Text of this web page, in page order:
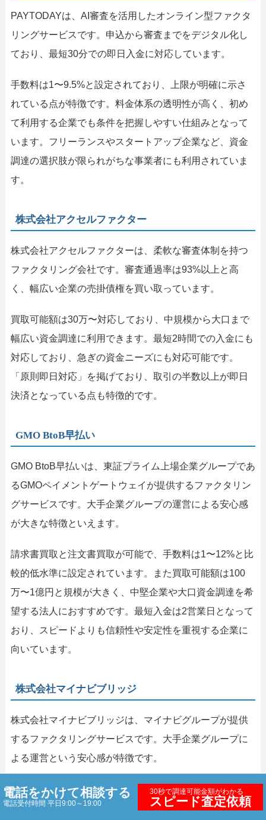
PAYTODAYは、AI審査を活用したオンライン型ファクタ
リングサービスです。申込から審査までをデジタル化し
ており、最短30分での即日入金に対応しています。
手数料は1〜9.5%と設定されており、上限が明確に示さ
れている点が特徴です。料金体系の透明性が高く、初め
て利用する企業でも条件を把握しやすい仕組みとなって
います。フリーランスやスタートアップ企業など、資金
調達の選択肢が限られがちな事業者にも利用されていま
す。
株式会社アクセルファクター
株式会社アクセルファクターは、柔軟な審査体制を持つ
ファクタリング会社です。審査通過率は93%以上と高
く、幅広い企業の売掛債権を買い取っています。
買取可能額は30万〜対応しており、中規模から大口まで
幅広い資金調達に利用できます。最短2時間での入金にも
対応しており、急ぎの資金ニーズにも対応可能です。
「原則即日対応」を掲げており、取引の半数以上が即日
決済となっている点も特徴的です。
GMO BtoB早払い
GMO BtoB早払いは、東証プライム上場企業グループであ
るGMOペイメントゲートウェイが提供するファクタリン
グサービスです。大手企業グループの運営による安心感
が大きな特徴といえます。
請求書買取と注文書買取が可能で、手数料は1〜12%と比
較的低水準に設定されています。また買取可能額は100
万〜1億円と規模が大きく、中堅企業や大口資金調達を希
望する法人におすすめです。最短入金は2営業日となって
おり、スピードよりも信頼性や安定性を重視する企業に
向いています。
株式会社マイナビブリッジ
株式会社マイナビブリッジは、マイナビグループが提供
するファクタリングサービスです。大手企業グループに
よる運営という安心感が特徴です。
手数料は2〜7%と上限が低く設定されており、コスト面
での魅力があります。買取可能額は10万〜1億円まで対応
電話をかけて相談する
電話受付時間 平日9:00～19:00
30秒で調達可能金額がわかる
スピード査定依頼